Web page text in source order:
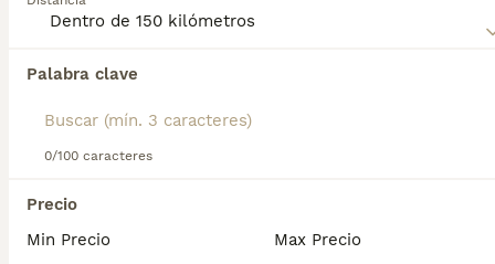
Palabra clave
0/100 caracteres
Precio
Min Precio
Max Precio
Lee nuestra
página de consejos de compra de Australian
Encontramos 0 Australian Terrier Perros para
Si deseas exactamente esta búsqueda guarda tu
búsqueda y espera el resultado perfecto: